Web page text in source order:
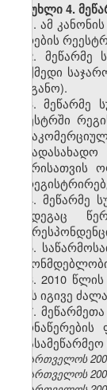
მუხლი 4.
1. ამ
პირების
2. მეწარმე
მოქმედი
ორგანო).
3. მეწარმე
რეესტრში
მხარისათვის
4. მეწარმე
შემდეგაც
5.
6. 2010
აქვს იგივე
7.
საქართველოს
საქართველოს